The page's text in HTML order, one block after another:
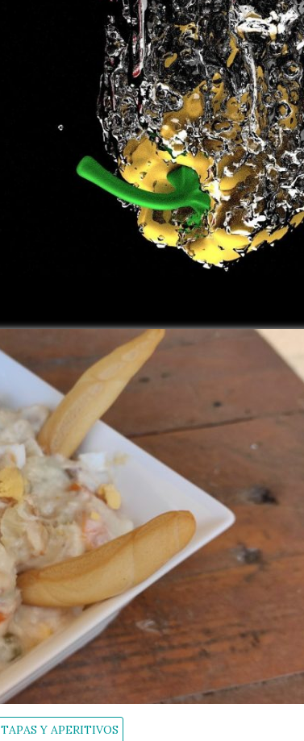
TAPAS Y APERITIVOS